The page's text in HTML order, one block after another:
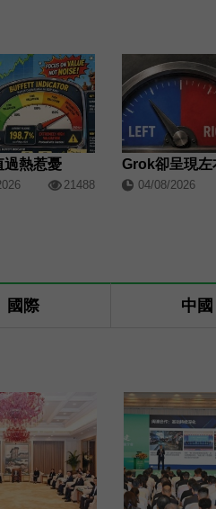
過熱惹憂
21488
Grok卻呈現左
04/08/2026
國際 中國